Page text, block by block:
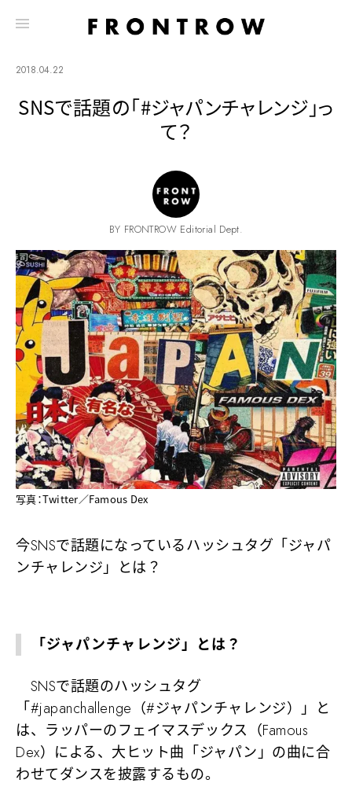
2018.04.22
SNSで話題の「#ジャパンチャレンジ」っ
て？
BY FRONTROW Editorial Dept.
写真：Twitter／Famous Dex
今SNSで話題になっているハッシュタグ「ジャパ
ンチャレンジ」とは？
「ジャパンチャレンジ」とは？
SNSで話題のハッシュタグ
「#japanchallenge（#ジャパンチャレンジ）」と
は、ラッパーのフェイマスデックス（Famous
Dex）による、大ヒット曲「ジャパン」の曲に合
わせてダンスを披露するもの。